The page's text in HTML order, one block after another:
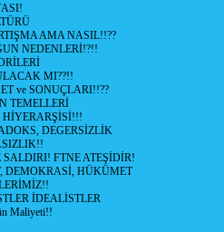
AMA NASIL!!??
NEDENLERİ!?!!
MI??!!
ve SONUÇLARI!!??
TEMELLERİ
DEGERSİZLİK
FTNE ATEŞİDİR!
DEMOKRASİ, HÜKÜMET
İDEALİSTLER
Maliyeti!!